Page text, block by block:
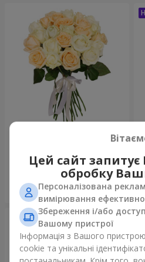
2 066 грн
Замовити
Цей сайт
обробку
Персоналізована
вимірювання
Збереження і/або
Вашому пристрої
Інформація з Вашого
cookie та унікальні